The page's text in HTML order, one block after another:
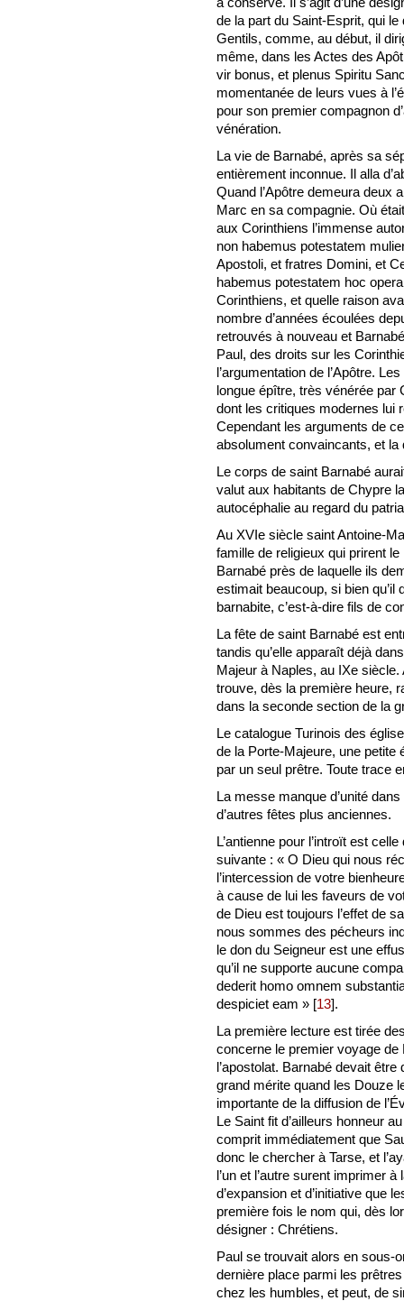
de la part du Saint-Esprit, qui
Gentils, comme, au début, il
même, dans les Actes des
vir bonus, et plenus Spiritu
momentanée de leurs vues à
pour son premier compagnon
vénération.
La vie de Barnabé, après sa
entièrement inconnue. Il alla
Quand l’Apôtre demeura deux
Marc en sa compagnie. Où
aux Corinthiens l’immense
non habemus potestatem
Apostoli, et fratres Domini, et
habemus potestatem hoc
Corinthiens, et quelle raison
nombre d’années écoulées
retrouvés à nouveau et
Paul, des droits sur les
l’argumentation de l’Apôtre.
longue épître, très vénérée par
dont les critiques modernes lui
Cependant les arguments de
absolument convaincants, et
Le corps de saint Barnabé
valut aux habitants de Chypre
autocéphalie au regard du
Au XVIe siècle saint Antoine-
famille de religieux qui prirent
Barnabé près de laquelle ils
estimait beaucoup, si bien
barnabite, c’est-à-dire fils de
La fête de saint Barnabé est
tandis qu’elle apparaît déjà
Majeur à Naples, au IXe
trouve, dès la première heure,
dans la seconde section de la
Le catalogue Turinois des
de la Porte-Majeure, une
par un seul prêtre. Toute trace
La messe manque d’unité
d’autres fêtes plus anciennes.
L’antienne pour l’introït est
suivante : « O Dieu qui nous
l’intercession de votre
à cause de lui les faveurs de
de Dieu est toujours l’effet de
nous sommes des pécheurs
le don du Seigneur est une
qu’il ne supporte aucune
dederit homo omnem
despiciet eam » [13].
La première lecture est tirée
concerne le premier voyage de
l’apostolat. Barnabé devait
grand mérite quand les Douze
importante de la diffusion de
Le Saint fit d’ailleurs honneur
comprit immédiatement que
donc le chercher à Tarse, et
l’un et l’autre surent imprimer
d’expansion et d’initiative que
première fois le nom qui, dès
désigner : Chrétiens.
Paul se trouvait alors en sous-
dernière place parmi les
chez les humbles, et peut, de